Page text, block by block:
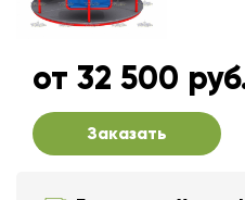
от 32 500
Заказать